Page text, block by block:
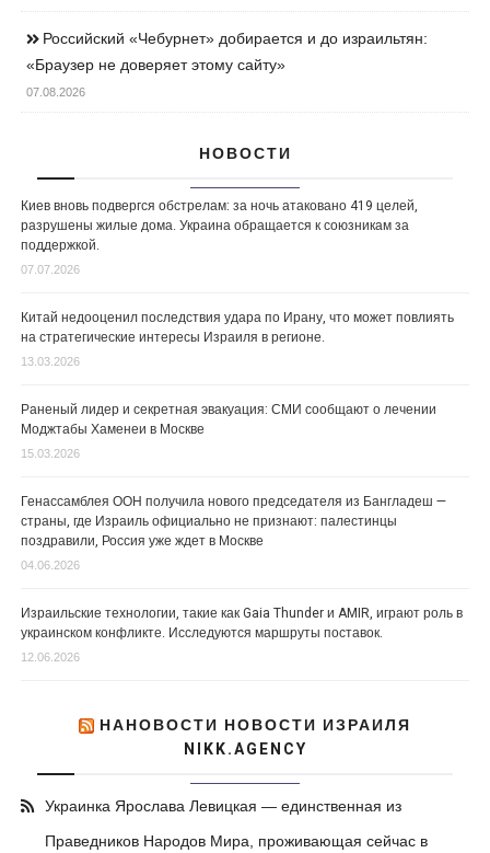
Российский «Чебурнет» добирается и до израильтян:
«Браузер не доверяет этому сайту»
07.08.2026
НОВОСТИ
Киев вновь подвергся обстрелам: за ночь атаковано 419 целей,
разрушены жилые дома. Украина обращается к союзникам за
поддержкой.
07.07.2026
Китай недооценил последствия удара по Ирану, что может повлиять
на стратегические интересы Израиля в регионе.
13.03.2026
Раненый лидер и секретная эвакуация: СМИ сообщают о лечении
Моджтабы Хаменеи в Москве
15.03.2026
Генассамблея ООН получила нового председателя из Бангладеш —
страны, где Израиль официально не признают: палестинцы
поздравили, Россия уже ждет в Москве
04.06.2026
Израильские технологии, такие как Gaia Thunder и AMIR, играют роль в
украинском конфликте. Исследуются маршруты поставок.
12.06.2026
НАНОВОСТИ НОВОСТИ ИЗРАИЛЯ
NIKK.AGENCY
Украинка Ярослава Левицкая — единственная из
Праведников Народов Мира, проживающая сейчас в